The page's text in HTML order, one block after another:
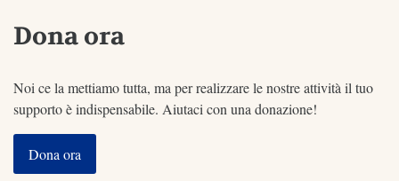
Dona ora
Noi ce la mettiamo tutta, ma per realizzare le nostre attività il tuo
supporto è indispensabile. Aiutaci con una donazione!
Dona ora